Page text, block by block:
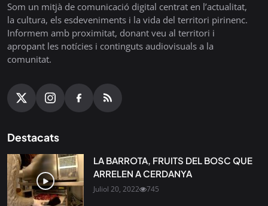
Som un mitjà de comunicació digital centrat en l’actualitat,
la cultura, els esdeveniments i la vida del territori pirinenc.
Informem amb proximitat, donant veu al territori i
apropant les notícies i continguts audiovisuals a la
comunitat.
Destacats
LA BARROTA, FRUITS DEL BOSC QUE
ARRELEN A CERDANYA
Juliol 20, 2022 745